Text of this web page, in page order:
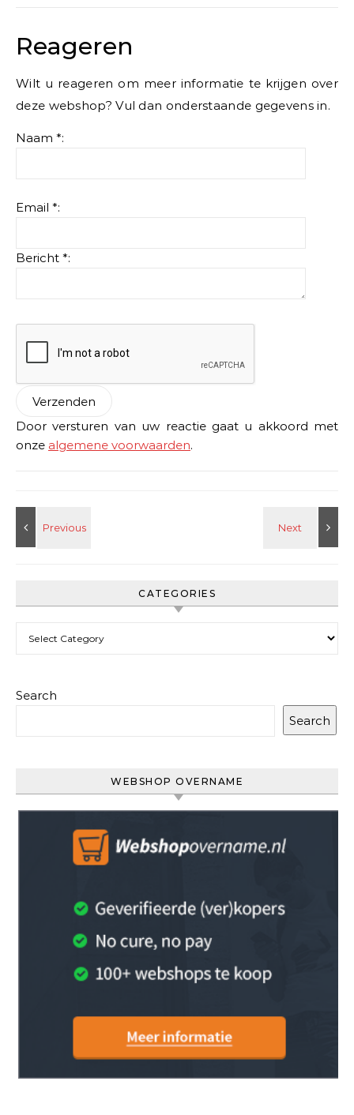
Reageren
Wilt u reageren om meer informatie te krijgen over
deze webshop? Vul dan onderstaande gegevens in.
Naam *:
Email *:
Bericht *:
Door versturen van uw reactie gaat u akkoord met
onze algemene voorwaarden.
CATEGORIES
Search
Search
WEBSHOP OVERNAME